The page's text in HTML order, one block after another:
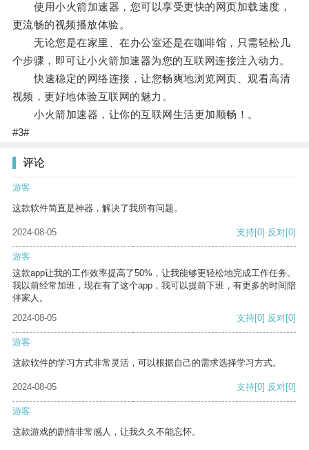
使用小火箭加速器，您可以享受更快的网页加载速度，
更流畅的视频播放体验。
无论您是在家里、在办公室还是在咖啡馆，只需轻松几
个步骤，即可让小火箭加速器为您的互联网连接注入动力。
快速稳定的网络连接，让您畅爽地浏览网页、观看高清
视频，更好地体验互联网的魅力。
小火箭加速器，让你的互联网生活更加顺畅！。
#3#
评论
游客
这款软件简直是神器，解决了我所有问题。
2024-08-05 支持[0] 反对[0]
游客
这款app让我的工作效率提高了50%，让我能够更轻松地完成工作任务。
我以前经常加班，现在有了这个app，我可以提前下班，有更多的时间陪
伴家人。
2024-08-05
支持[0] 反对[0]
游客
这款软件的学习方式非常灵活，可以根据自己的需求选择学习方式。
2024-08-05 支持[0] 反对[0]
游客
这款游戏的剧情非常感人，让我久久不能忘怀。